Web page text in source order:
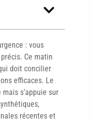
: vous
Ce matin
doit concilier
efficaces. Le
s’appuie sur
récentes et